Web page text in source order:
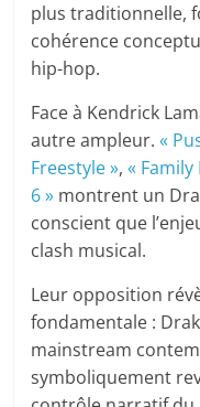
plus traditionnelle,
cohérence
hip-hop.
Face à Kendrick
autre ampleur.«
Freestyle »,«
6 » montrent un
conscient que
clash musical.
Leur opposition
fondamentale :
mainstream
symboliquement